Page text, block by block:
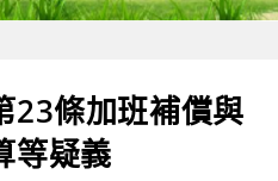
23條加班補償與
等疑義